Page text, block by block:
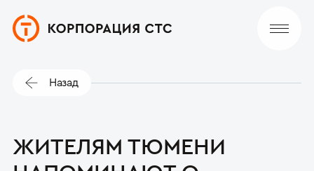
Назад
ЖИТЕЛЯМ ТЮМЕНИ